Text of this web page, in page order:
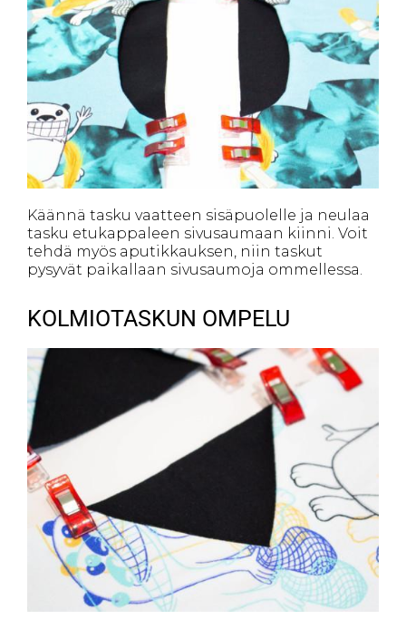
Käännä tasku vaatteen sisäpuolelle ja neulaa
tasku etukappaleen sivusaumaan kiinni. Voit
tehdä myös aputikkauksen, niin taskut
pysyvät paikallaan sivusaumoja ommellessa.
KOLMIOTASKUN OMPELU